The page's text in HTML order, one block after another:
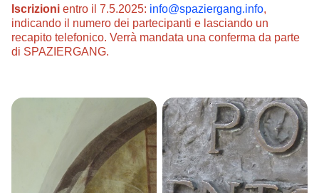
Iscrizioni entro il 7.5.2025: info@spaziergang.info,
indicando il numero dei partecipanti e lasciando un
recapito telefonico. Verrà mandata una conferma da parte
di SPAZIERGANG.